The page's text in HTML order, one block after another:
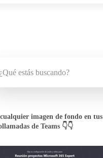
imagen de fondo en tus
de Teams 👇👇